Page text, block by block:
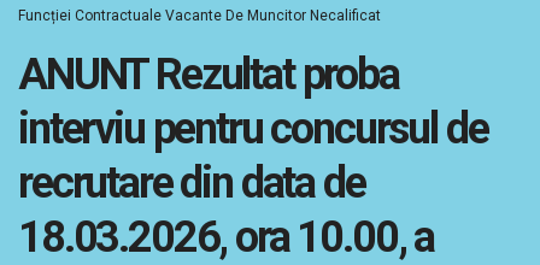
Funcției Contractuale Vacante De Muncitor Necalificat
ANUNT Rezultat proba
interviu pentru concursul de
recrutare din data de
18.03.2026, ora 10.00, a